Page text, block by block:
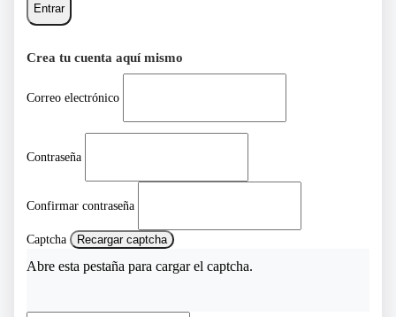
Entrar
Crea tu cuenta aquí mismo
Correo electrónico
Contraseña
Confirmar contraseña
Captcha Recargar captcha
Abre esta pestaña para cargar el captcha.